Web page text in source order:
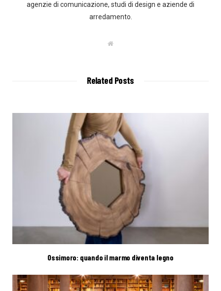
agenzie di comunicazione, studi di design e aziende di
arredamento.
W
Related Posts
Ossimoro: quando il marmo diventa legno